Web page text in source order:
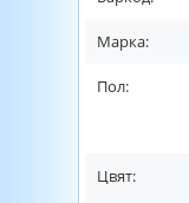
Марка:
Пол:
Цвят: